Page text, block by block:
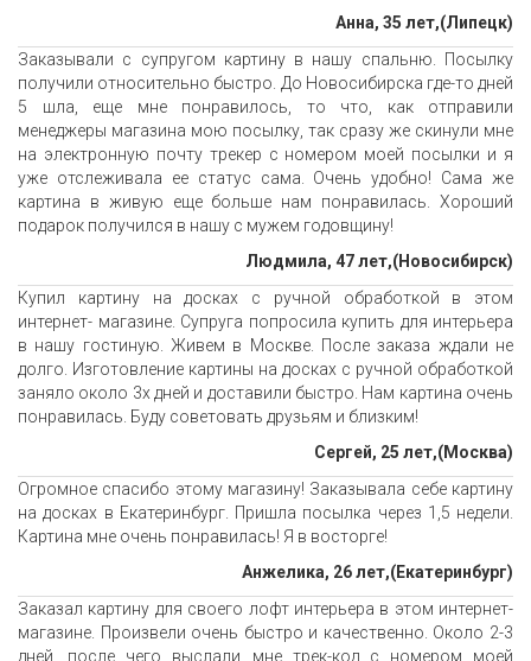
Анна, 35 лет,(Липецк)
Заказывали с супругом картину в нашу спальню. Посылку
получили относительно быстро. До Новосибирска где-то дней
5 шла, еще мне понравилось, то что, как отправили
менеджеры магазина мою посылку, так сразу же скинули мне
на электронную почту трекер с номером моей посылки и я
уже отслеживала ее статус сама. Очень удобно! Сама же
картина в живую еще больше нам понравилась. Хороший
подарок получился в нашу с мужем годовщину!
Людмила, 47 лет,(Новосибирск)
Купил картину на досках с ручной обработкой в этом
интернет- магазине. Супруга попросила купить для интерьера
в нашу гостиную. Живем в Москве. После заказа ждали не
долго. Изготовление картины на досках с ручной обработкой
заняло около 3х дней и доставили быстро. Нам картина очень
понравилась. Буду советовать друзьям и близким!
Сергей, 25 лет,(Москва)
Огромное спасибо этому магазину! Заказывала себе картину
на досках в Екатеринбург. Пришла посылка через 1,5 недели.
Картина мне очень понравилась! Я в восторге!
Анжелика, 26 лет,(Екатеринбург)
Заказал картину для своего лофт интерьера в этом интернет-
магазине. Произвели очень быстро и качественно. Около 2-3
дней, после чего выслали мне трек-код с номером моей